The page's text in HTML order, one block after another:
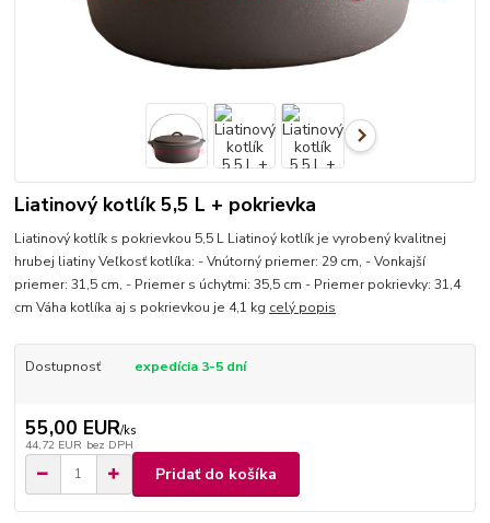
Liatinový kotlík 5,5 L + pokrievka
Liatinový kotlík s pokrievkou 5,5 L Liatinoý kotlík je vyrobený kvalitnej
hrubej liatiny Veľkosť kotlíka: - Vnútorný priemer: 29 cm, - Vonkajší
priemer: 31,5 cm, - Priemer s úchytmi: 35,5 cm - Priemer pokrievky: 31,4
cm Váha kotlíka aj s pokrievkou je 4,1 kg celý popis
Dostupnosť expedícia 3-5 dní
55,00 EUR/ks
44,72 EUR bez DPH
Pridať do košíka